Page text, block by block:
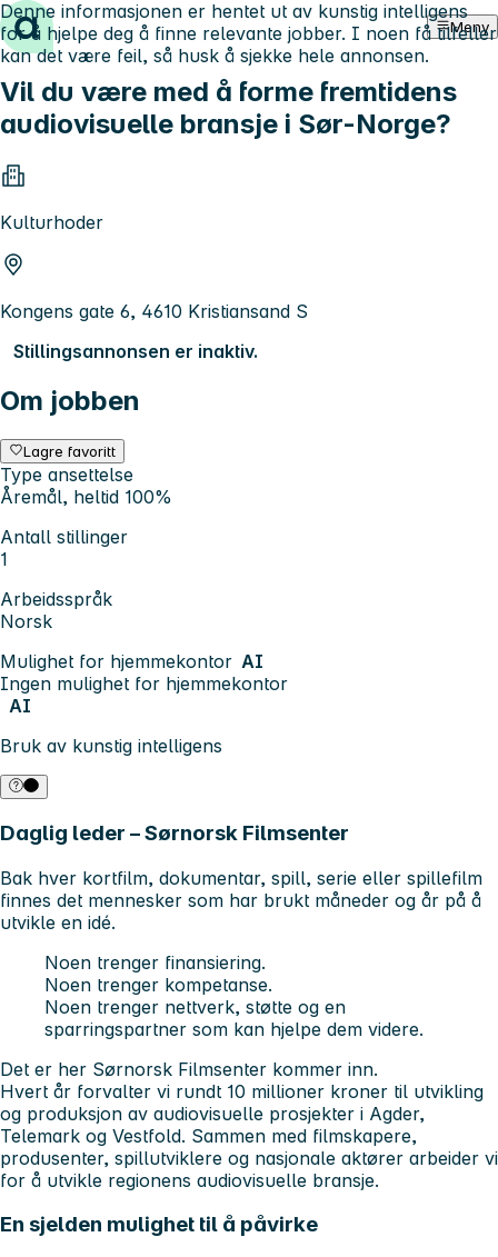
Hopp til innhold Meny
Vil du være med å forme fremtidens
audiovisuelle bransje i Sør-Norge?
Kulturhoder
Kongens gate 6, 4610 Kristiansand S
Stillingsannonsen er inaktiv.
Om jobben
Lagre favoritt
Type ansettelse
Åremål, heltid 100%
Antall stillinger
1
Arbeidsspråk
Norsk
Mulighet for hjemmekontor AI
Ingen mulighet for hjemmekontor
AI
Bruk av kunstig intelligens
Denne informasjonen er hentet ut av kunstig intelligens
for å hjelpe deg å finne relevante jobber. I noen få tilfeller
kan det være feil, så husk å sjekke hele annonsen.
Daglig leder – Sørnorsk Filmsenter
Bak hver kortfilm, dokumentar, spill, serie eller spillefilm
finnes det mennesker som har brukt måneder og år på å
utvikle en idé.
Noen trenger finansiering.
Noen trenger kompetanse.
Noen trenger nettverk, støtte og en
sparringspartner som kan hjelpe dem videre.
Det er her Sørnorsk Filmsenter kommer inn.
Hvert år forvalter vi rundt 10 millioner kroner til utvikling
og produksjon av audiovisuelle prosjekter i Agder,
Telemark og Vestfold. Sammen med filmskapere,
produsenter, spillutviklere og nasjonale aktører arbeider vi
for å utvikle regionens audiovisuelle bransje.
En sjelden mulighet til å påvirke